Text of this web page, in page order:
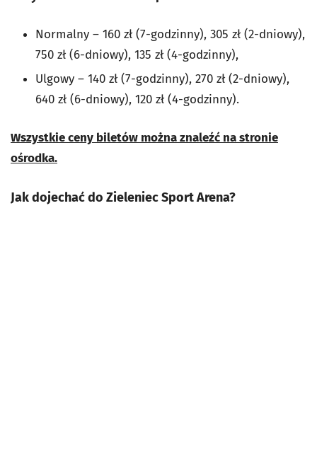
Normalny – 160 zł (7-godzinny), 305 zł (2-dniowy),
750 zł (6-dniowy), 135 zł (4-godzinny),
Ulgowy – 140 zł (7-godzinny), 270 zł (2-dniowy),
640 zł (6-dniowy), 120 zł (4-godzinny).
Wszystkie ceny biletów można znaleźć na stronie
ośrodka.
Jak dojechać do Zieleniec Sport Arena?